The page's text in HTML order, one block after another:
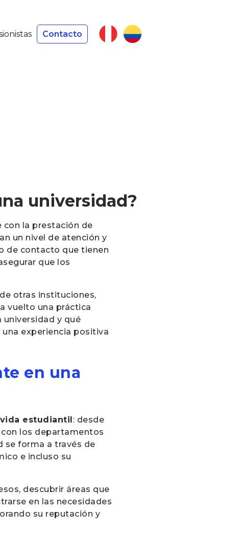
Contacto
universidad?
con la prestación de
un nivel de atención y
de contacto que tienen
que los
otras instituciones,
vuelto una práctica
universidad y qué
experiencia positiva
en una
estudiantil: desde
los departamentos
se forma a través de
e incluso su
descubrir áreas que
en las necesidades
su reputación y